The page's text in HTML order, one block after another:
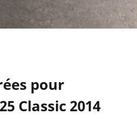
pour
Classic 2014